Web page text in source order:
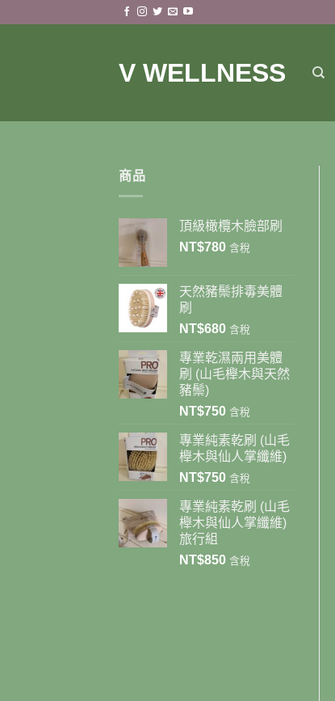
V WELLNESS
商品
頂級橄欖木臉部刷
NT$780 含稅
天然豬鬃排毒美體
刷
NT$680 含稅
專業乾濕兩用美體
刷 (山毛櫸木與天然
豬鬃)
NT$750 含稅
專業純素乾刷 (山毛
櫸木與仙人掌纖維)
NT$750 含稅
專業純素乾刷 (山毛
櫸木與仙人掌纖維)
旅行組
NT$850 含稅